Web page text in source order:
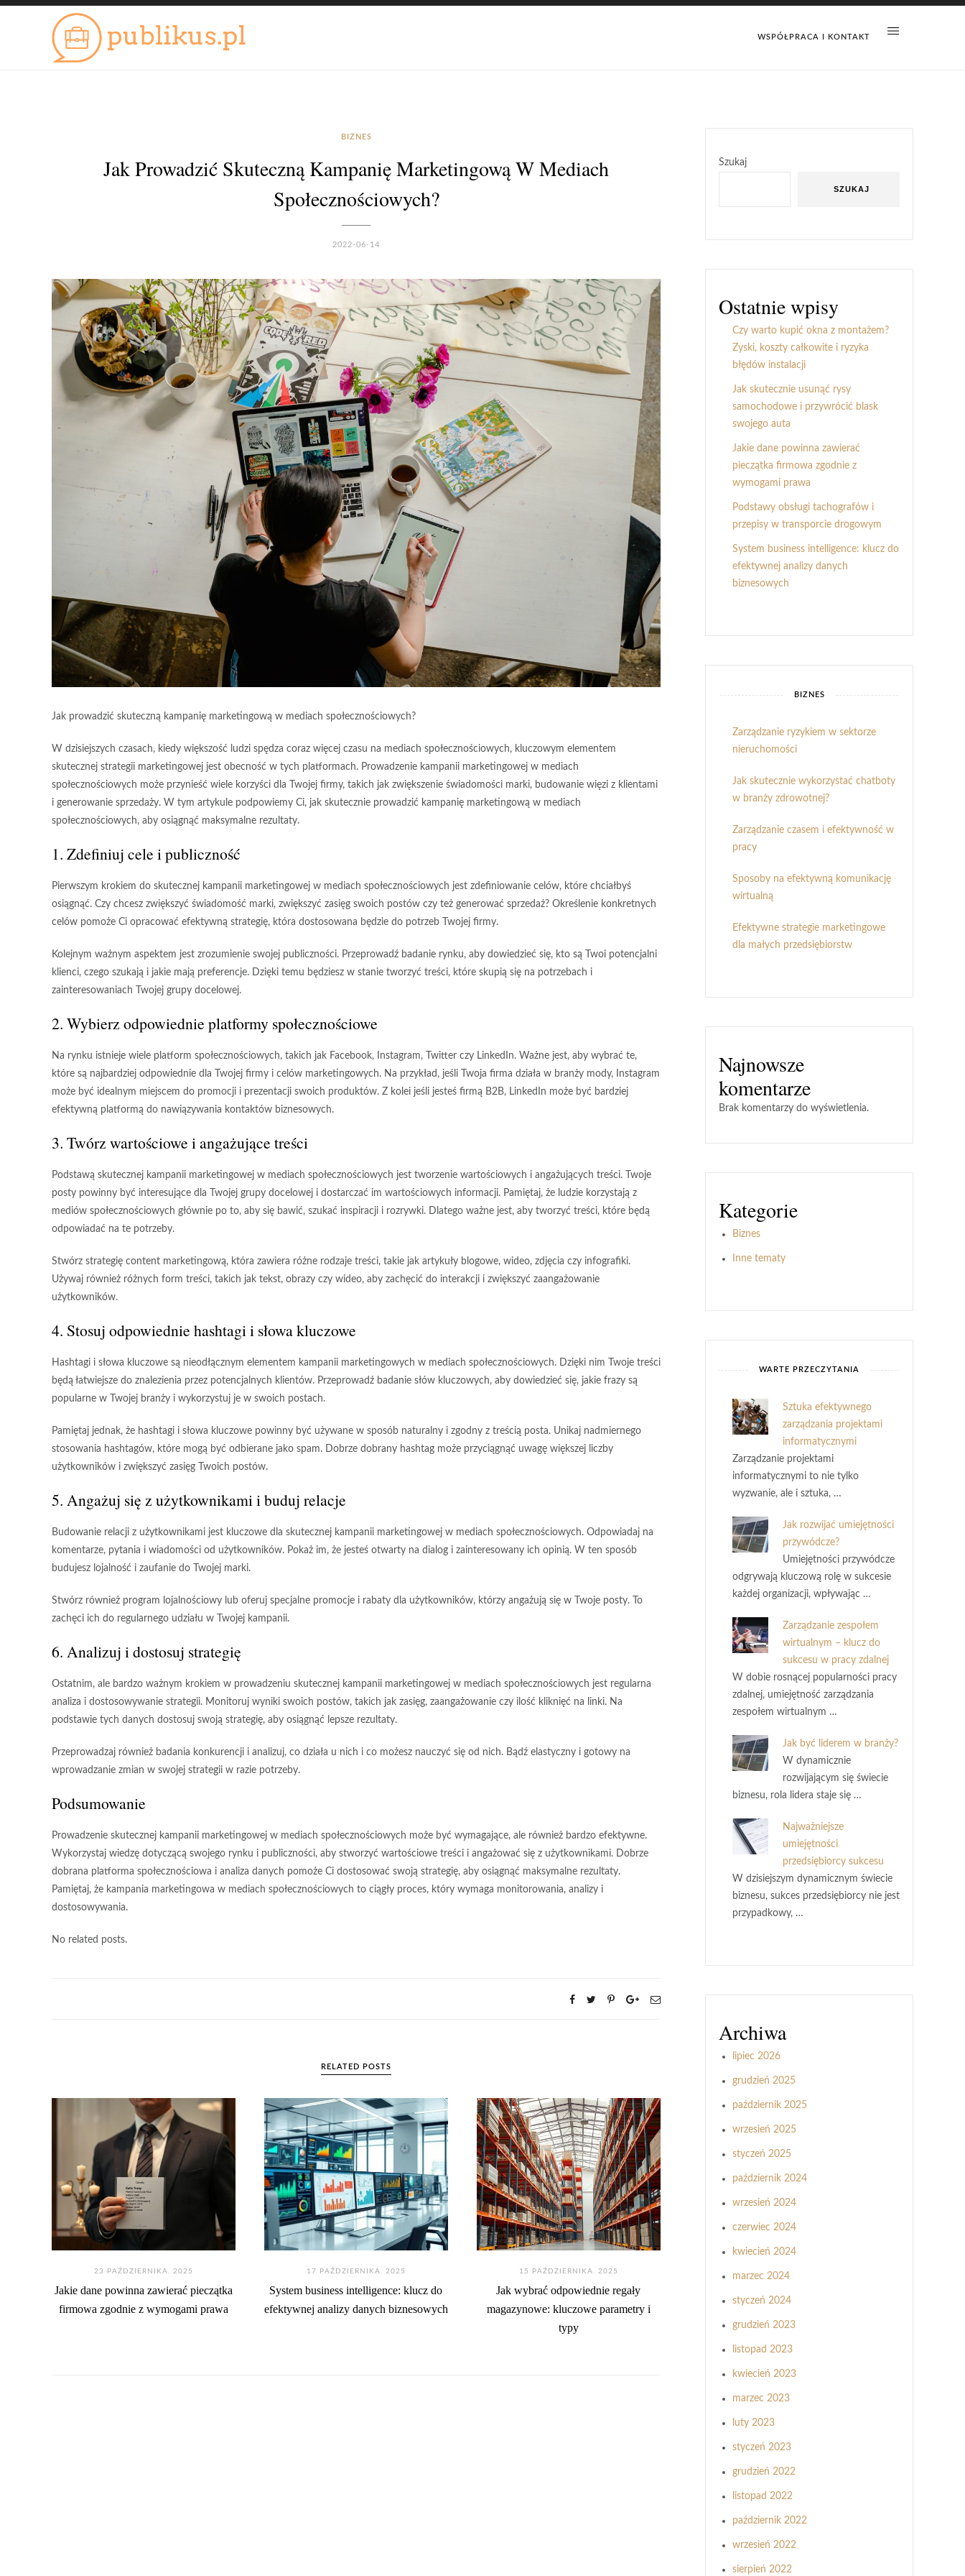
WSPÓŁPRACA I KONTAKT
BIZNES
Jak Prowadzić Skuteczną Kampanię Marketingową W Mediach
Społecznościowych?
2022-06-14
Jak prowadzić skuteczną kampanię marketingową w mediach społecznościowych?
W dzisiejszych czasach, kiedy większość ludzi spędza coraz więcej czasu na mediach społecznościowych, kluczowym elementem
skutecznej strategii marketingowej jest obecność w tych platformach. Prowadzenie kampanii marketingowej w mediach
społecznościowych może przynieść wiele korzyści dla Twojej firmy, takich jak zwiększenie świadomości marki, budowanie więzi z klientami
i generowanie sprzedaży. W tym artykule podpowiemy Ci, jak skutecznie prowadzić kampanię marketingową w mediach
społecznościowych, aby osiągnąć maksymalne rezultaty.
1. Zdefiniuj cele i publiczność
Pierwszym krokiem do skutecznej kampanii marketingowej w mediach społecznościowych jest zdefiniowanie celów, które chciałbyś
osiągnąć. Czy chcesz zwiększyć świadomość marki, zwiększyć zasięg swoich postów czy też generować sprzedaż? Określenie konkretnych
celów pomoże Ci opracować efektywną strategię, która dostosowana będzie do potrzeb Twojej firmy.
Kolejnym ważnym aspektem jest zrozumienie swojej publiczności. Przeprowadź badanie rynku, aby dowiedzieć się, kto są Twoi potencjalni
klienci, czego szukają i jakie mają preferencje. Dzięki temu będziesz w stanie tworzyć treści, które skupią się na potrzebach i
zainteresowaniach Twojej grupy docelowej.
2. Wybierz odpowiednie platformy społecznościowe
Na rynku istnieje wiele platform społecznościowych, takich jak Facebook, Instagram, Twitter czy LinkedIn. Ważne jest, aby wybrać te,
które są najbardziej odpowiednie dla Twojej firmy i celów marketingowych. Na przykład, jeśli Twoja firma działa w branży mody, Instagram
może być idealnym miejscem do promocji i prezentacji swoich produktów. Z kolei jeśli jesteś firmą B2B, LinkedIn może być bardziej
efektywną platformą do nawiązywania kontaktów biznesowych.
3. Twórz wartościowe i angażujące treści
Podstawą skutecznej kampanii marketingowej w mediach społecznościowych jest tworzenie wartościowych i angażujących treści. Twoje
posty powinny być interesujące dla Twojej grupy docelowej i dostarczać im wartościowych informacji. Pamiętaj, że ludzie korzystają z
mediów społecznościowych głównie po to, aby się bawić, szukać inspiracji i rozrywki. Dlatego ważne jest, aby tworzyć treści, które będą
odpowiadać na te potrzeby.
Stwórz strategię content marketingową, która zawiera różne rodzaje treści, takie jak artykuły blogowe, wideo, zdjęcia czy infografiki.
Używaj również różnych form treści, takich jak tekst, obrazy czy wideo, aby zachęcić do interakcji i zwiększyć zaangażowanie
użytkowników.
4. Stosuj odpowiednie hashtagi i słowa kluczowe
Hashtagi i słowa kluczowe są nieodłącznym elementem kampanii marketingowych w mediach społecznościowych. Dzięki nim Twoje treści
będą łatwiejsze do znalezienia przez potencjalnych klientów. Przeprowadź badanie słów kluczowych, aby dowiedzieć się, jakie frazy są
popularne w Twojej branży i wykorzystuj je w swoich postach.
Pamiętaj jednak, że hashtagi i słowa kluczowe powinny być używane w sposób naturalny i zgodny z treścią posta. Unikaj nadmiernego
stosowania hashtagów, które mogą być odbierane jako spam. Dobrze dobrany hashtag może przyciągnąć uwagę większej liczby
użytkowników i zwiększyć zasięg Twoich postów.
5. Angażuj się z użytkownikami i buduj relacje
Budowanie relacji z użytkownikami jest kluczowe dla skutecznej kampanii marketingowej w mediach społecznościowych. Odpowiadaj na
komentarze, pytania i wiadomości od użytkowników. Pokaż im, że jesteś otwarty na dialog i zainteresowany ich opinią. W ten sposób
budujesz lojalność i zaufanie do Twojej marki.
Stwórz również program lojalnościowy lub oferuj specjalne promocje i rabaty dla użytkowników, którzy angażują się w Twoje posty. To
zachęci ich do regularnego udziału w Twojej kampanii.
6. Analizuj i dostosuj strategię
Ostatnim, ale bardzo ważnym krokiem w prowadzeniu skutecznej kampanii marketingowej w mediach społecznościowych jest regularna
analiza i dostosowywanie strategii. Monitoruj wyniki swoich postów, takich jak zasięg, zaangażowanie czy ilość kliknięć na linki. Na
podstawie tych danych dostosuj swoją strategię, aby osiągnąć lepsze rezultaty.
Przeprowadzaj również badania konkurencji i analizuj, co działa u nich i co możesz nauczyć się od nich. Bądź elastyczny i gotowy na
wprowadzanie zmian w swojej strategii w razie potrzeby.
Podsumowanie
Prowadzenie skutecznej kampanii marketingowej w mediach społecznościowych może być wymagające, ale również bardzo efektywne.
Wykorzystaj wiedzę dotyczącą swojego rynku i publiczności, aby stworzyć wartościowe treści i angażować się z użytkownikami. Dobrze
dobrana platforma społecznościowa i analiza danych pomoże Ci dostosować swoją strategię, aby osiągnąć maksymalne rezultaty.
Pamiętaj, że kampania marketingowa w mediach społecznościowych to ciągły proces, który wymaga monitorowania, analizy i
dostosowywania.
No related posts.
RELATED POSTS
23 PAŹDZIERNIKA. 2025
Jakie dane powinna zawierać pieczątka
firmowa zgodnie z wymogami prawa
17 PAŹDZIERNIKA. 2025
System business intelligence: klucz do
efektywnej analizy danych biznesowych
15 PAŹDZIERNIKA. 2025
Jak wybrać odpowiednie regały
magazynowe: kluczowe parametry i
typy
Szukaj
SZUKAJ
Ostatnie wpisy
Czy warto kupić okna z montażem?
Zyski, koszty całkowite i ryzyka
błędów instalacji
Jak skutecznie usunąć rysy
samochodowe i przywrócić blask
swojego auta
Jakie dane powinna zawierać
pieczątka firmowa zgodnie z
wymogami prawa
Podstawy obsługi tachografów i
przepisy w transporcie drogowym
System business intelligence: klucz do
efektywnej analizy danych
biznesowych
BIZNES
Zarządzanie ryzykiem w sektorze
nieruchomości
Jak skutecznie wykorzystać chatboty
w branży zdrowotnej?
Zarządzanie czasem i efektywność w
pracy
Sposoby na efektywną komunikację
wirtualną
Efektywne strategie marketingowe
dla małych przedsiębiorstw
Najnowsze
komentarze
Brak komentarzy do wyświetlenia.
Kategorie
Biznes
Inne tematy
WARTE PRZECZYTANIA
Sztuka efektywnego
zarządzania projektami
informatycznymi
Zarządzanie projektami
informatycznymi to nie tylko
wyzwanie, ale i sztuka, …
Jak rozwijać umiejętności
przywódcze?
Umiejętności przywódcze
odgrywają kluczową rolę w sukcesie
każdej organizacji, wpływając …
Zarządzanie zespołem
wirtualnym – klucz do
sukcesu w pracy zdalnej
W dobie rosnącej popularności pracy
zdalnej, umiejętność zarządzania
zespołem wirtualnym …
Jak być liderem w branży?
W dynamicznie
rozwijającym się świecie
biznesu, rola lidera staje się …
Najważniejsze
umiejętności
przedsiębiorcy sukcesu
W dzisiejszym dynamicznym świecie
biznesu, sukces przedsiębiorcy nie jest
przypadkowy, …
Archiwa
lipiec 2026
grudzień 2025
październik 2025
wrzesień 2025
styczeń 2025
październik 2024
wrzesień 2024
czerwiec 2024
kwiecień 2024
marzec 2024
styczeń 2024
grudzień 2023
listopad 2023
kwiecień 2023
marzec 2023
luty 2023
styczeń 2023
grudzień 2022
listopad 2022
październik 2022
wrzesień 2022
sierpień 2022